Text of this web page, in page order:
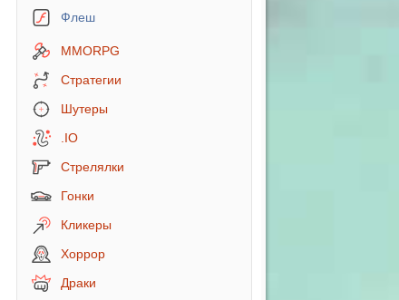
Флеш
MMORPG
Стратегии
Шутеры
.IO
Стрелялки
Гонки
Кликеры
Хоррор
Драки